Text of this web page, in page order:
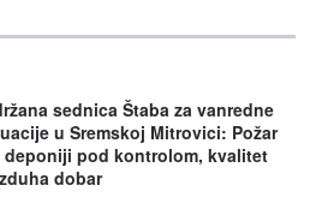
sednica Štaba za vanredne
u Sremskoj Mitrovici: Požar
deponiji pod kontrolom, kvalitet
dobar